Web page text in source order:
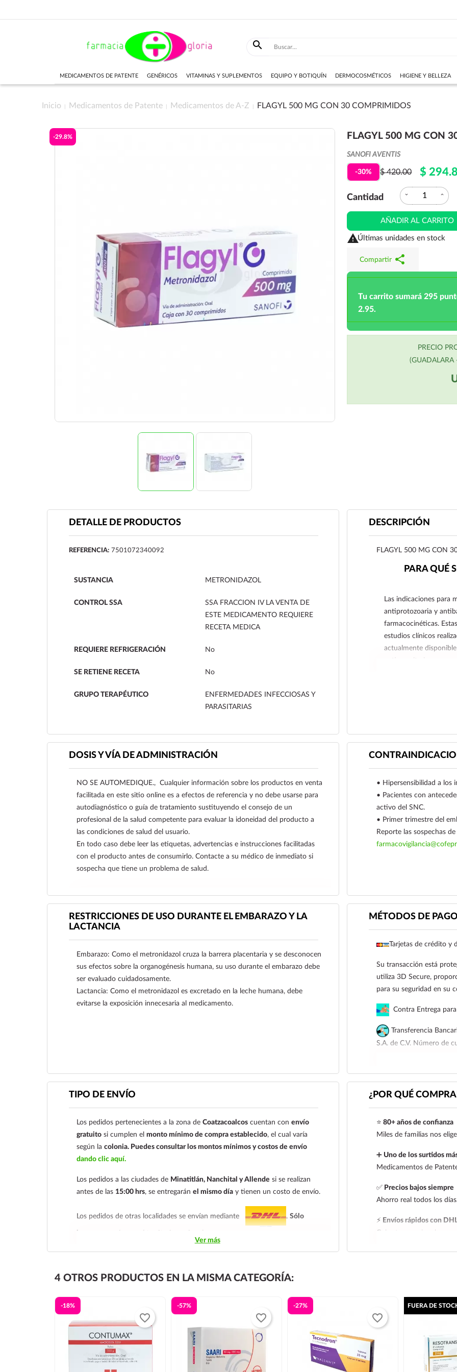

MEDICAMENTOS DE PATENTE GENÉRICOS VITAMINAS Y SUPLEMENTOS EQUIPO Y BOTIQUÍN DERMOCOSMÉTICOS HIGIENE Y BELLEZA
Inicio Medicamentos de Patente Medicamentos de A-Z FLAGYL 500 MG CON 30 COMPRIMIDOS
-29.8% FLAGYL 500 MG CON
SANOFI AVENTIS
-30% $ 420.00 $
Cantidad expand_more expand_less
AÑADIR AL CARRITO
Últimas unidades en stock
Compartir share
Tu carrito sumará 295
2.95.
PRECIO
(GUADALARA
DETALLE DE PRODUCTOS
REFERENCIA: 7501072340092
SUSTANCIA METRONIDAZOL
CONTROL SSA
SSA FRACCION IV LA VENTA DE
ESTE MEDICAMENTO REQUIERE
RECETA MEDICA
REQUIERE REFRIGERACIÓN No
SE RETIENE RECETA No
GRUPO TERAPÉUTICO
ENFERMEDADES INFECCIOSAS Y
PARASITARIAS
DESCRIPCIÓN
FLAGYL 500 MG CON
PARA QUÉ
Las indicaciones para
antiprotozoaria y
farmacocinéticas.
estudios clínicos
actualmente
Metronidazol está
• Tratamiento curativo
• Tratamiento
anaerobias sensibles
de infecciones.
• Tratamiento
regímenes
anaerobias sensibles.
DOSIS Y VÍA DE ADMINISTRACIÓN
NO SE AUTOMEDIQUE., Cualquier información sobre los productos en venta
facilitada en este sitio online es a efectos de referencia y no debe usarse para
autodiagnóstico o guía de tratamiento sustituyendo el consejo de un
profesional de la salud competente para evaluar la idoneidad del producto a
las condiciones de salud del usuario.
En todo caso debe leer las etiquetas, advertencias e instrucciones facilitadas
con el producto antes de consumirlo. Contacte a su médico de inmediato si
sospecha que tiene un problema de salud.
• Hipersensibilidad a los
• Pacientes con
activo del SNC.
• Primer trimestre del
Reporte las sospechas
RESTRICCIONES DE USO DURANTE EL EMBARAZO Y LA
LACTANCIA
Embarazo: Como el metronidazol cruza la barrera placentaria y se desconocen
sus efectos sobre la organogénesis humana, su uso durante el embarazo debe
ser evaluado cuidadosamente.
Lactancia: Como el metronidazol es excretado en la leche humana, debe
evitarse la exposición innecesaria al medicamento.
Ver más
MÉTODOS DE PAGO
Tarjetas de crédito y
Su transacción está
utiliza 3D Secure,
para su seguridad en su
Contra Entrega para
Transferencia
S.A. de C.V. Número de
Para esta forma de
siguiente correo
921 261 8491
TIPO DE ENVÍO
Los pedidos pertenecientes a la zona deCoatzacoalcos cuentan conenvío
gratuito si cumplen elmonto mínimo de compra establecido, el cual varía
según lacolonia. Puedes consultar los montos mínimos y costos de envío
dando clic aquí.
Los pedidos a las ciudades de Minatitlán, Nanchital y Allende si se realizan
antes de las 15:00 hrs, se entregaránel mismo día y tienen un costo de envío.
Los pedidos de otras localidades se envían mediante .Sólo
Tenemos dos tarifas dependiendo del tiempo de entrega:tarifa nacional al día
deben realizarseantes de las 14:00 hrs.El tiempo de entrega de la tarifa
En los
productos refrigerados siempre se debe seleccionar la tarifa nacional
día siguiente, ya que son productos de cadena de frío. Todos los productos se
envían en una caja térmica con gel refrigerante.
Los envíos se realizan de lunes a jueves
, ya que las paqueterías no trabajan los
fines de semana.
El pedido debe realizarse antes de las 14:00 hrs para que
Ver más
¿POR QUÉ
⭐ 80+ años de confianza
Miles de familias nos
➕ Uno de los surtidos
Medicamentos de
✅Precios bajos siempre
Ahorro real todos los
⚡ Envíos rápidos con
Cobertura nacional con
4 OTROS PRODUCTOS EN LA MISMA CATEGORÍA:
-18%
favorite_border
-57%
favorite_border
-27%
favorite_border
FUERA DE